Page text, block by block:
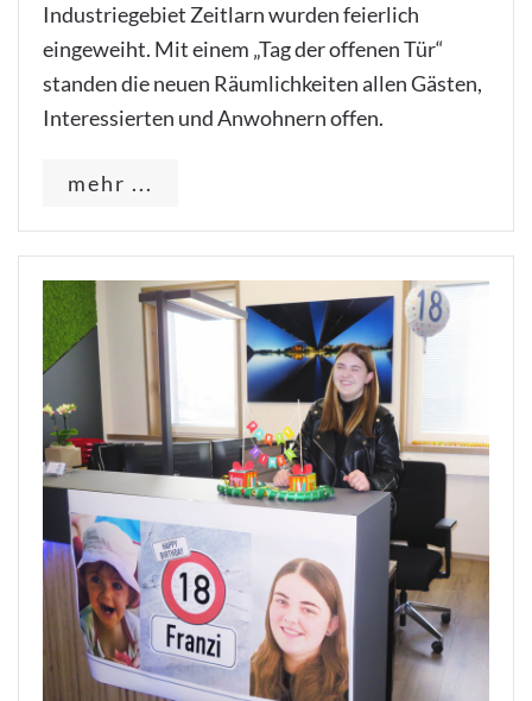
Industriegebiet Zeitlarn wurden feierlich
eingeweiht. Mit einem „Tag der offenen Tür“
standen die neuen Räumlichkeiten allen Gästen,
Interessierten und Anwohnern offen.
mehr ...